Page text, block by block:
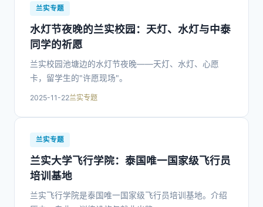
兰实专题
水灯节夜晚的兰实校园：天灯、水灯与中泰
同学的祈愿
兰实校园池塘边的水灯节夜晚——天灯、水灯、心愿
卡，留学生的"许愿现场"。
2025-11-22兰实专题
兰实专题
兰实大学飞行学院：泰国唯一国家级飞行员
培训基地
兰实飞行学院是泰国唯一国家级飞行员培训基地。介绍